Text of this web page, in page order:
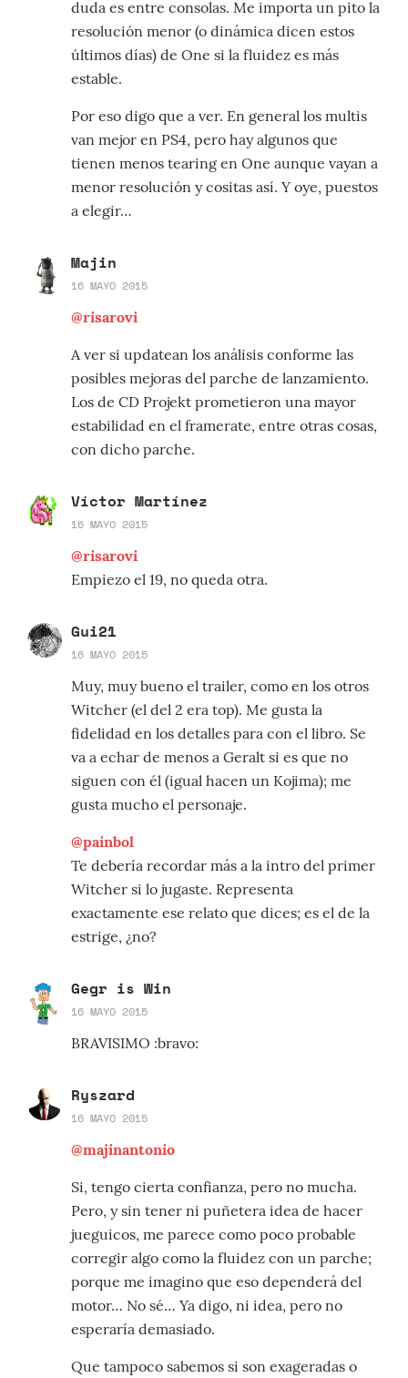
duda es entre consolas. Me importa un pito la
resolución menor (o dinámica dicen estos
últimos días) de One si la fluidez es más
estable.
Por eso digo que a ver. En general los multis
van mejor en PS4, pero hay algunos que
tienen menos tearing en One aunque vayan a
menor resolución y cositas así. Y oye, puestos
a elegir…
Majin
16 MAYO 2015
@risarovi
A ver si updatean los análisis conforme las
posibles mejoras del parche de lanzamiento.
Los de CD Projekt prometieron una mayor
estabilidad en el framerate, entre otras cosas,
con dicho parche.
Víctor Martínez
16 MAYO 2015
@risarovi
Empiezo el 19, no queda otra.
Gui21
16 MAYO 2015
Muy, muy bueno el trailer, como en los otros
Witcher (el del 2 era top). Me gusta la
fidelidad en los detalles para con el libro. Se
va a echar de menos a Geralt si es que no
siguen con él (igual hacen un Kojima); me
gusta mucho el personaje.
@painbol
Te debería recordar más a la intro del primer
Witcher si lo jugaste. Representa
exactamente ese relato que dices; es el de la
estrige, ¿no?
Gegr is Win
16 MAYO 2015
BRAVISIMO :bravo:
Ryszard
16 MAYO 2015
@majinantonio
Si, tengo cierta confianza, pero no mucha.
Pero, y sin tener ni puñetera idea de hacer
jueguicos, me parece como poco probable
corregir algo como la fluidez con un parche;
porque me imagino que eso dependerá del
motor… No sé… Ya digo, ni idea, pero no
esperaría demasiado.
Que tampoco sabemos si son exageradas o